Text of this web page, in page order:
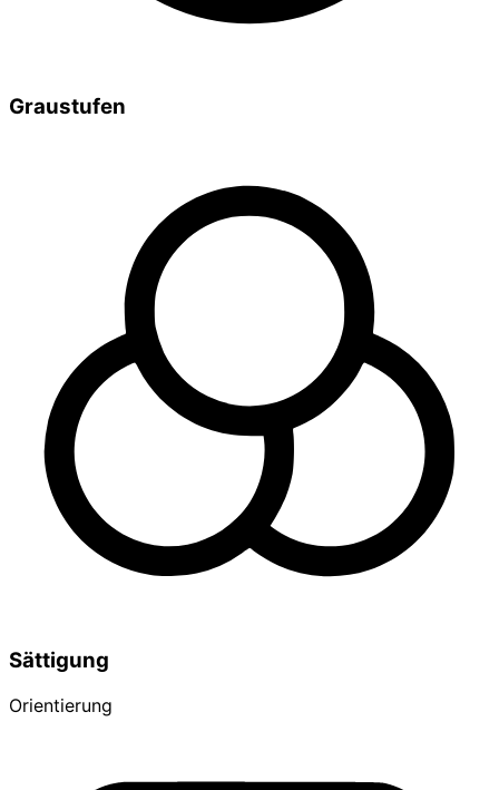
Graustufen
Sättigung
Orientierung